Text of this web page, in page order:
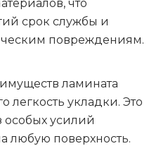
что
срок службы и
повреждениям.
ламината
легкость укладки. Это
особых усилий
любую поверхность.